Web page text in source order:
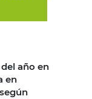
año en
en